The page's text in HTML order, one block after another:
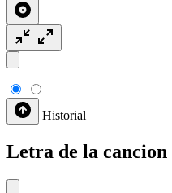
Historial
Letra de la cancion